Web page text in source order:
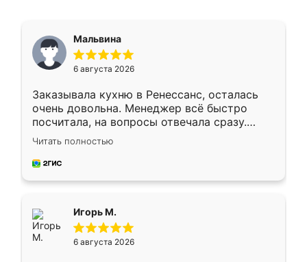
Мальвина
6 августа 2026
Заказывала кухню в Ренессанс, осталась
очень довольна. Менеджер всё быстро
посчитала, на вопросы отвечала сразу.
Замерщик приехал в субботу, подошёл к
делу со всей ответственностью. Собрали
за день, ребята работали аккуратно, даже
Читать полностью
Игорь М.
6 августа 2026